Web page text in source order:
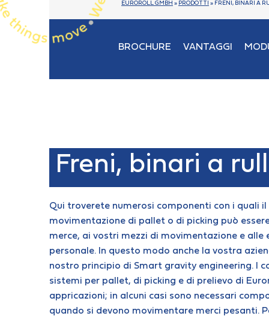
EUROROLL GMBH » PRODOTTI » FRENI, BINARI A
BROCHURE VANTAGGI
Freni, binari a
Qui troverete numerosi componenti con i quali
movimentazione di pallet o di picking può
merce, ai vostri mezzi di movimentazione e alle
personale. In questo modo anche la vostra
nostro principio di Smart gravity engineering. I
sistemi per pallet, di picking e di prelievo di
appricazioni; in alcuni casi sono necessari
quando si devono movimentare merci pesanti.